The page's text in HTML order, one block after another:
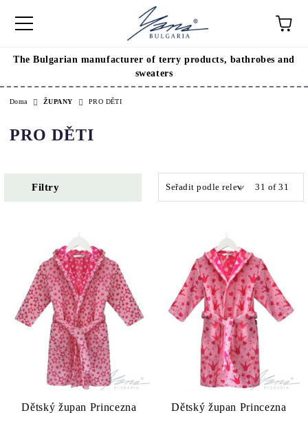
The Bulgarian manufacturer of terry products, bathrobes and
sweaters
Doma ŽUPANY PRO DĚTI
PRO DĚTI
Filtry
Dětský župan Princezna Dětský župan Princezna